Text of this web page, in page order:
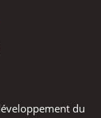
du